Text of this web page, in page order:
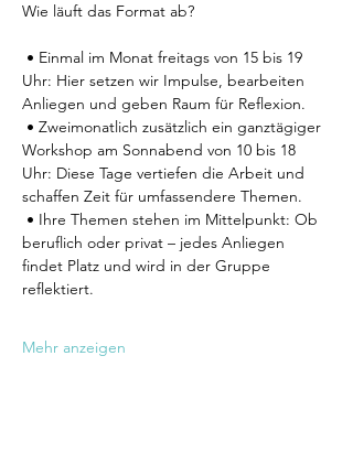
Wie läuft das Format ab?
• Einmal im Monat freitags von 15 bis 19
Uhr: Hier setzen wir Impulse, bearbeiten
Anliegen und geben Raum für Reflexion.
• Zweimonatlich zusätzlich ein ganztägiger
Workshop am Sonnabend von 10 bis 18
Uhr: Diese Tage vertiefen die Arbeit und
schaffen Zeit für umfassendere Themen.
• Ihre Themen stehen im Mittelpunkt: Ob
beruflich oder privat – jedes Anliegen
findet Platz und wird in der Gruppe
reflektiert.
Mehr anzeigen